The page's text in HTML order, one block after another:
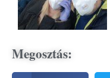
Megosztás: